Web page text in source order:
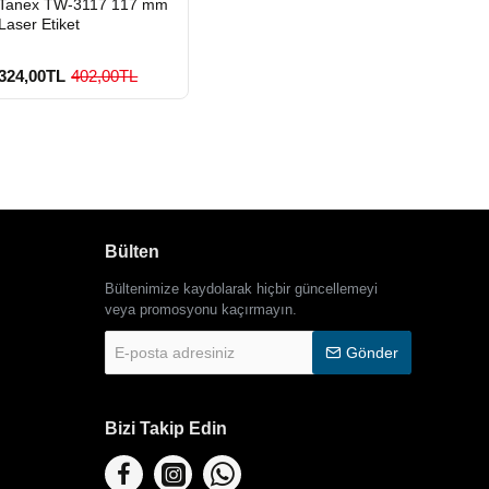
GÖNDERİ
900 TL Üzeri Kargo
TW-3117 117 mm
Laser Etiket
402,00TL
Bülten
Bültenimize kaydolarak hiçbir güncellemeyi
veya promosyonu kaçırmayın.
posta
Gönder
Bizi Takip Edin